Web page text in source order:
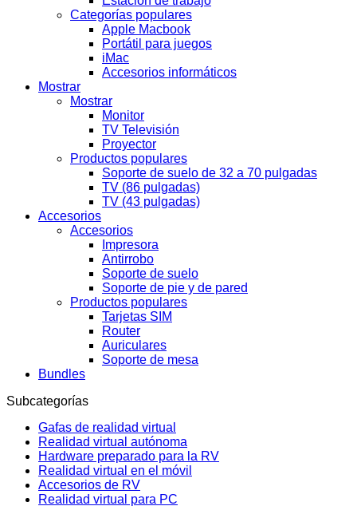
Categorías populares
Apple Macbook
Portátil para juegos
iMac
Accesorios informáticos
Mostrar
Mostrar
Monitor
TV Televisión
Proyector
Productos populares
Soporte de suelo de 32 a 70 pulgadas
TV (86 pulgadas)
TV (43 pulgadas)
Accesorios
Accesorios
Impresora
Antirrobo
Soporte de suelo
Soporte de pie y de pared
Productos populares
Tarjetas SIM
Router
Auriculares
Soporte de mesa
Bundles
Subcategorías
Gafas de realidad virtual
Realidad virtual autónoma
Hardware preparado para la RV
Realidad virtual en el móvil
Accesorios de RV
Realidad virtual para PC